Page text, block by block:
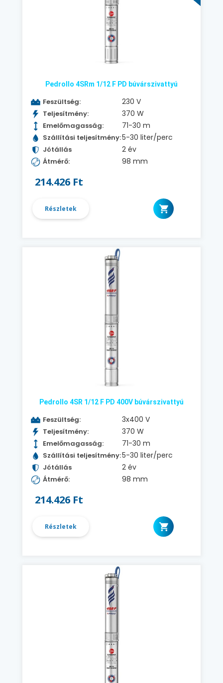
Pedrollo 4SRm 1/12 F PD búvárszivattyú
Feszültség: 230 V
Teljesítmény: 370 W
Emelőmagasság: 71-30 m
Szállítási teljesítmény:5-30 liter/perc
Jótállás 2 év
Átmérő: 98 mm
214.426 Ft
Részletek
Pedrollo 4SR 1/12 F PD 400V búvárszivattyú
Feszültség: 3x400 V
Teljesítmény: 370 W
Emelőmagasság: 71-30 m
Szállítási teljesítmény:5-30 liter/perc
Jótállás 2 év
Átmérő: 98 mm
214.426 Ft
Részletek